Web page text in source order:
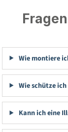
Wie montiere
Wie schütze
Kann ich eine